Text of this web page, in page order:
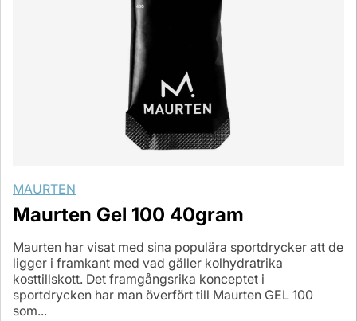
MAURTEN
Maurten Gel 100 40gram
Maurten har visat med sina populära sportdrycker att de
ligger i framkant med vad gäller kolhydratrika
kosttillskott. Det framgångsrika konceptet i
sportdrycken har man överfört till Maurten GEL 100
som...